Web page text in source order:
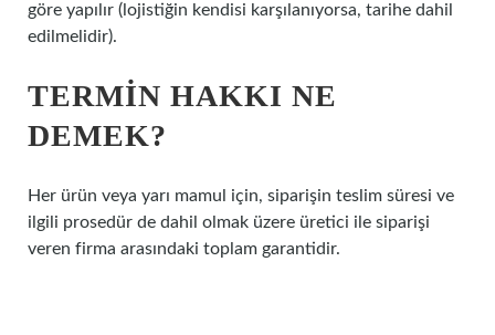
göre yapılır (lojistiğin kendisi karşılanıyorsa, tarihe dahil
edilmelidir).
TERMIN HAKKI NE
DEMEK?
Her ürün veya yarı mamul için, siparişin teslim süresi ve
ilgili prosedür de dahil olmak üzere üretici ile siparişi
veren firma arasındaki toplam garantidir.